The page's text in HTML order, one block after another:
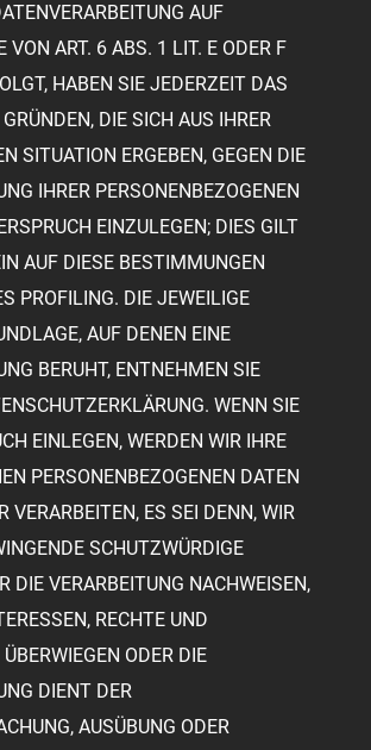
AUF
VON ART. 6 ABS. 1 LIT. E ODER F
HABEN SIE JEDERZEIT DAS
GRÜNDEN, DIE SICH AUS IHRER
SITUATION ERGEBEN, GEGEN DIE
IHRER PERSONENBEZOGENEN
EINZULEGEN; DIES GILT
AUF DIESE BESTIMMUNGEN
PROFILING. DIE JEWEILIGE
AUF DENEN EINE
BERUHT, ENTNEHMEN SIE
WENN SIE
EINLEGEN, WERDEN WIR IHRE
PERSONENBEZOGENEN DATEN
VERARBEITEN, ES SEI DENN, WIR
SCHUTZWÜRDIGE
DIE VERARBEITUNG NACHWEISEN,
RECHTE UND
ODER DIE
DIENT DER
AUSÜBUNG ODER